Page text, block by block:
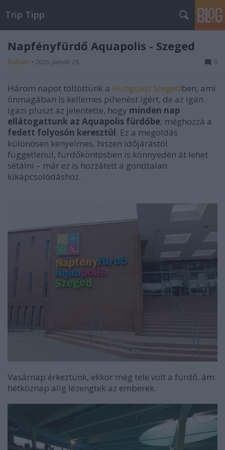
Trip Tipp
Napfényfürdő Aquapolis - Szeged
Bubu81 • 2026. január 29. 0
Három napot töltöttünk a Hunguest Szegedben, ami
önmagában is kellemes pihenést ígért, de az igán
igazi pluszt az jelentette, hogy minden nap
ellátogattunk az Aquapolis fürdőbe, méghozzá a
fedett folyosón keresztül. Ez a megoldás
különösen kényelmes, hiszen időjárástól
függetlenül, fürdőköntösben is könnyedén át lehet
sétálni – már ez is hozzátett a gondtalan
kikapcsolódáshoz.
Vasárnap érkeztünk, ekkor még tele volt a fürdő, ám
hétköznap alig lézengtek az emberek.